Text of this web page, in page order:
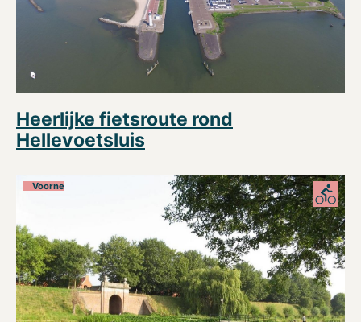
Heerlijke fietsroute rond
Hellevoetsluis
Voorne